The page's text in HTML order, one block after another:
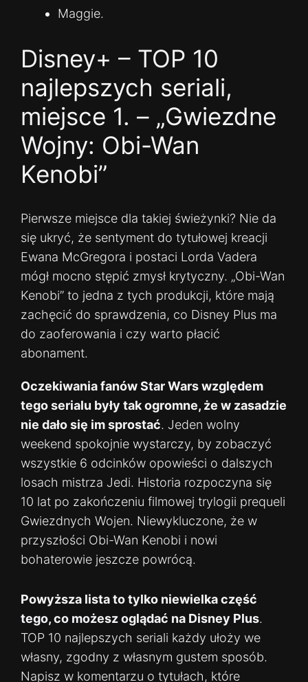
Maggie.
Disney+ – TOP 10
najlepszych seriali,
miejsce 1. – „Gwiezdne
Wojny: Obi-Wan
Kenobi”
Pierwsze miejsce dla takiej świeżynki? Nie da
się ukryć, że sentyment do tytułowej kreacji
Ewana McGregora i postaci Lorda Vadera
mógł mocno stępić zmysł krytyczny. „Obi-Wan
Kenobi” to jedna z tych produkcji, które mają
zachęcić do sprawdzenia, co Disney Plus ma
do zaoferowania i czy warto płacić
abonament.
Oczekiwania fanów Star Wars względem
tego serialu były tak ogromne, że w zasadzie
nie dało się im sprostać. Jeden wolny
weekend spokojnie wystarczy, by zobaczyć
wszystkie 6 odcinków opowieści o dalszych
losach mistrza Jedi. Historia rozpoczyna się
10 lat po zakończeniu filmowej trylogii prequeli
Gwiezdnych Wojen. Niewykluczone, że w
przyszłości Obi-Wan Kenobi i nowi
bohaterowie jeszcze powrócą.
Powyższa lista to tylko niewielka część
tego, co możesz oglądać na Disney Plus.
TOP 10 najlepszych seriali każdy ułoży we
własny, zgodny z własnym gustem sposób.
Napisz w komentarzu o tytułach, które